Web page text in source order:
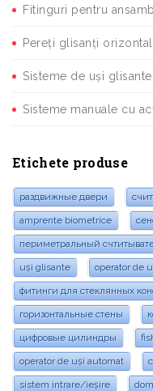
Fitinguri pentru
Pereți glisanți
Sisteme de uși
Sisteme manuale cu
Etichete produse
раздвижные двери
amprente biometrice
периметральный
uși glisante operator de
фитинги для стеклянных
горизонтальные стены
цифровые цилиндры
operator de uși automat
sistem intrare/ieșire